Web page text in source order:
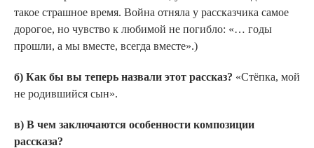
такое страшное время. Война отняла у рассказчика самое
дорогое, но чувство к любимой не погибло: «… годы
прошли, а мы вместе, всегда вместе».)
б) Как бы вы теперь назвали этот рассказ? «Стёпка, мой
не родившийся сын».
в) В чем заключаются особенности композиции
рассказа?